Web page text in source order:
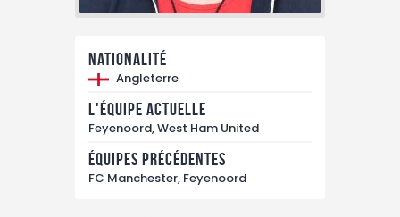
Nationalité
Angleterre
L'équipe actuelle
Feyenoord, West Ham United
Équipes précédentes
FC Manchester, Feyenoord